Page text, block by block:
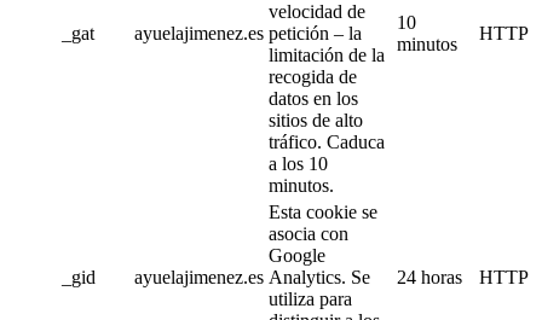
_gat ayuelajimenez.es
velocidad de
petición – la
limitación de la
recogida de
datos en los
sitios de alto
tráfico. Caduca
a los 10
minutos.
10
minutos
HTTP
_gid ayuelajimenez.es
Esta cookie se
asocia con
Google
Analytics. Se
utiliza para
24 horas HTTP